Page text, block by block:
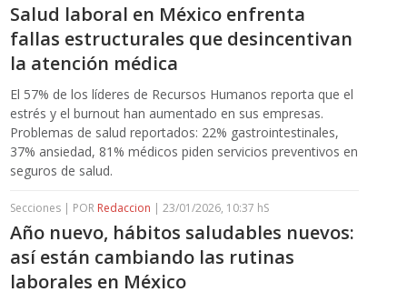
Salud laboral en México enfrenta
fallas estructurales que desincentivan
la atención médica
El 57% de los líderes de Recursos Humanos reporta que el
estrés y el burnout han aumentado en sus empresas.
Problemas de salud reportados: 22% gastrointestinales,
37% ansiedad, 81% médicos piden servicios preventivos en
seguros de salud.
Secciones | POR Redaccion | 23/01/2026, 10:37 hS
Año nuevo, hábitos saludables nuevos:
así están cambiando las rutinas
laborales en México